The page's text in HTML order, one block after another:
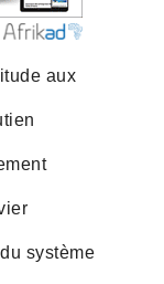
aux
système